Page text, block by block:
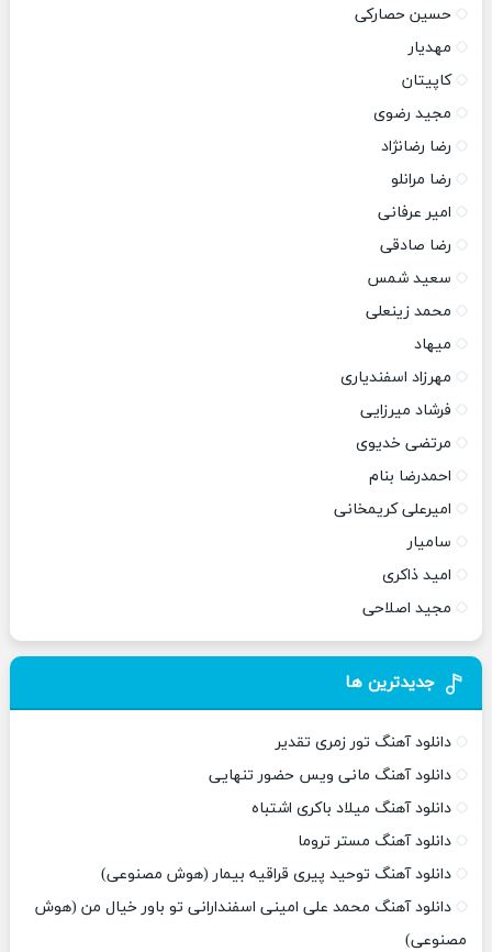
حسین حصارکی
مهدیار
کاپیتان
مجید رضوی
رضا رضانژاد
رضا مرانلو
امیر عرفانی
رضا صادقی
سعید شمس
محمد زینعلی
میهاد
مهرزاد اسفندیاری
فرشاد میرزایی
مرتضی خدیوی
احمدرضا بنام
امیرعلی کریمخانی
سامیار
امید ذاکری
مجید اصلاحی
جدیدترین ها
دانلود آهنگ تور زمری تقدیر
دانلود آهنگ مانی ویس حضور تنهایی
دانلود آهنگ میلاد باکری اشتباه
دانلود آهنگ مستر تروما
دانلود آهنگ توحید پیری قراقیه بیمار (هوش مصنوعی)
دانلود آهنگ محمد علی امینی اسفندارانی تو باور خیال من (هوش
مصنوعی)